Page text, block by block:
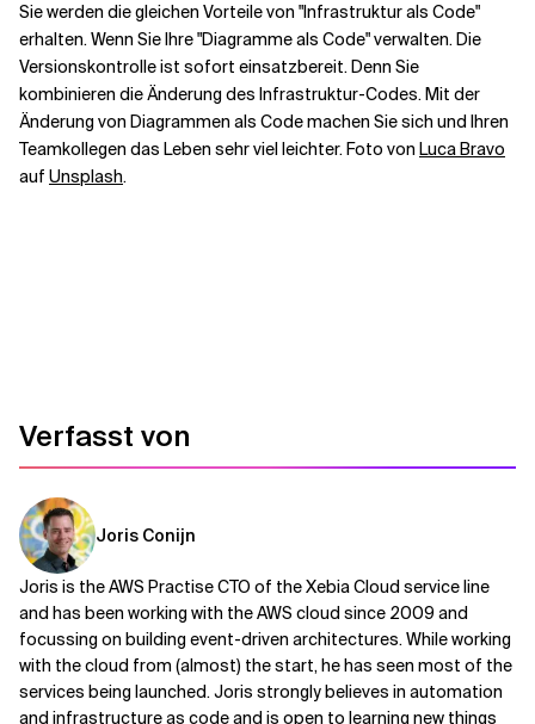
Sie werden die gleichen Vorteile von "Infrastruktur als Code"
erhalten. Wenn Sie Ihre "Diagramme als Code" verwalten. Die
Versionskontrolle ist sofort einsatzbereit. Denn Sie
kombinieren die Änderung des Infrastruktur-Codes. Mit der
Änderung von Diagrammen als Code machen Sie sich und Ihren
Teamkollegen das Leben sehr viel leichter. Foto von Luca Bravo
auf Unsplash.
Verfasst von
Joris Conijn
Joris is the AWS Practise CTO of the Xebia Cloud service line
and has been working with the AWS cloud since 2009 and
focussing on building event-driven architectures. While working
with the cloud from (almost) the start, he has seen most of the
services being launched. Joris strongly believes in automation
and infrastructure as code and is open to learning new things